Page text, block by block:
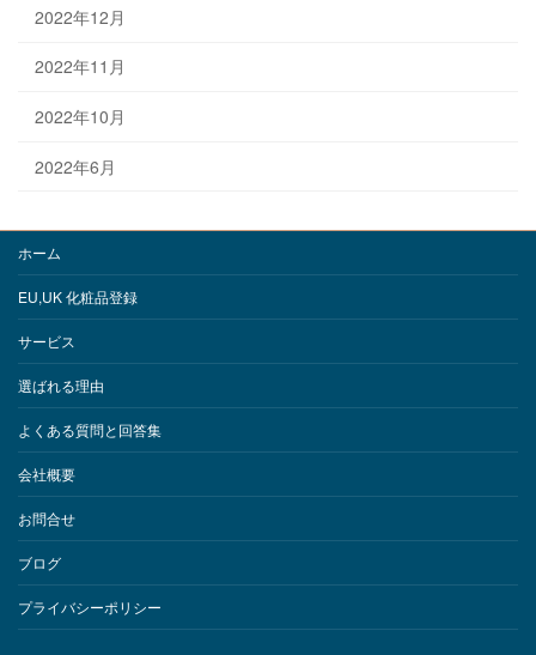
2022年12月
2022年11月
2022年10月
2022年6月
ホーム
EU,UK 化粧品登録
サービス
選ばれる理由
よくある質問と回答集
会社概要
お問合せ
ブログ
プライバシーポリシー